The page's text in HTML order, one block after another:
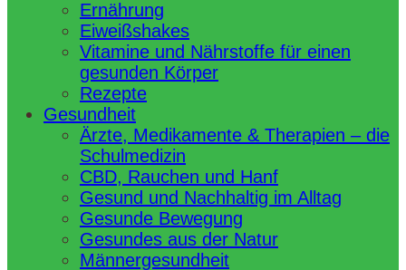
Ernährung
Eiweißshakes
Vitamine und Nährstoffe für einen
gesunden Körper
Rezepte
Gesundheit
Ärzte, Medikamente & Therapien – die
Schulmedizin
CBD, Rauchen und Hanf
Gesund und Nachhaltig im Alltag
Gesunde Bewegung
Gesundes aus der Natur
Männergesundheit